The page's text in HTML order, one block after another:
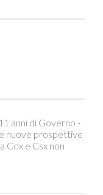
anni di Governo -
nuove prospettive
Cdx e Csx non